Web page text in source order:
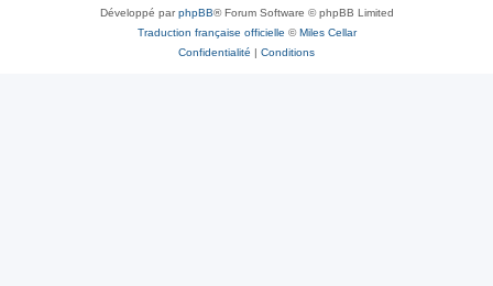
Développé parphpBB® Forum Software © phpBB Limited
Traduction française officielle ©Miles Cellar
Confidentialité | Conditions